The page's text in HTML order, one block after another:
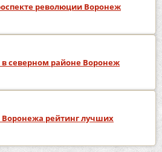
революции Воронеж
в северном районе Воронеж
Воронежа рейтинг лучших